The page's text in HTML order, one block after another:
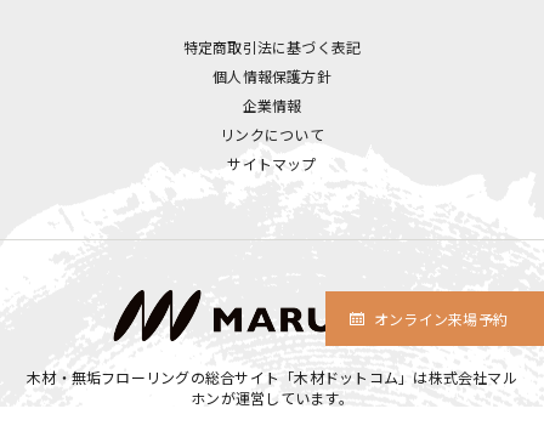
オンライン来場予約
特定商取引法に基づく表記
個人情報保護方針
企業情報
リンクについて
サイトマップ
木材・無垢フローリングの総合サイト「木材ドットコム」は株式会社マル
ホンが運営しています。